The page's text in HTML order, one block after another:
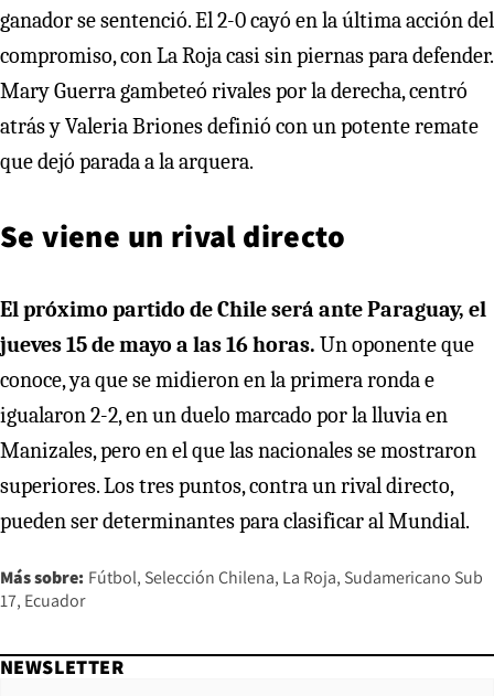
ganador se sentenció. El 2-0 cayó en la última acción del
compromiso, con La Roja casi sin piernas para defender.
Mary Guerra gambeteó rivales por la derecha, centró
atrás y Valeria Briones definió con un potente remate
que dejó parada a la arquera.
Se viene un rival directo
El próximo partido de Chile será ante Paraguay, el
jueves 15 de mayo a las 16 horas. Un oponente que
conoce, ya que se midieron en la primera ronda e
igualaron 2-2, en un duelo marcado por la lluvia en
Manizales, pero en el que las nacionales se mostraron
superiores. Los tres puntos, contra un rival directo,
pueden ser determinantes para clasificar al Mundial.
Más sobre: Fútbol Selección Chilena La Roja Sudamericano Sub
17 Ecuador
NEWSLETTER